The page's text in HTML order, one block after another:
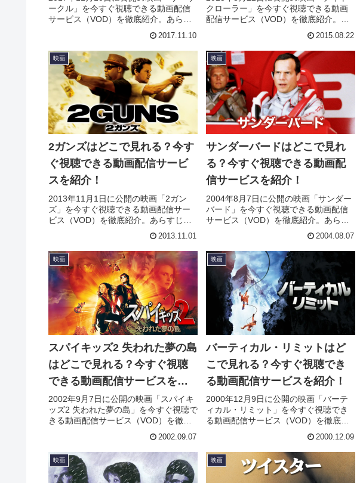
ークル」を今すぐ視聴できる動画配信
サービス（VOD）を徹底紹介。あらす
歌の情報はもちろん、実際に見た人の
感想やレビューもまとめています。
2017.11.10
クローラー」を今すぐ視聴できる動画
配信サービス（VOD）を徹底紹介。あ
主題歌の情報はもちろん、実際に見た
人の感想やレビューもまとめていま
す。
2015.08.22
映画
2ガンズはどこで見れる？今す
ぐ視聴できる動画配信サービ
スを紹介！
2013年11月1日に公開の映画「2ガン
ズ」を今すぐ視聴できる動画配信サー
ビス（VOD）を徹底紹介。あらすじや
キャスト・声優、スタッフ、主題歌の
情報はもちろん、実際に見た人の感想
やレビューもまとめています。
2013.11.01
映画
サンダーバードはどこで見れ
る？今すぐ視聴できる動画配
信サービスを紹介！
2004年8月7日に公開の映画「サンダー
バード」を今すぐ視聴できる動画配信
サービス（VOD）を徹底紹介。あらす
じやキャスト・声優、スタッフ、主題
歌の情報はもちろん、実際に見た人の
感想やレビューもまとめています。
2004.08.07
映画
スパイキッズ2 失われた夢の島
はどこで見れる？今すぐ視聴
できる動画配信サービスを紹
介！
2002年9月7日に公開の映画「スパイキ
ッズ2 失われた夢の島」を今すぐ視聴で
きる動画配信サービス（VOD）を徹底
紹介。あらすじやキャスト・声優、ス
タッフ、主題歌の情報はもちろん、実
際に見た人の感想やレビューもまとめ
ています。
2002.09.07
映画
バーティカル・リミットはど
こで見れる？今すぐ視聴でき
る動画配信サービスを紹介！
2000年12月9日に公開の映画「バーテ
ィカル・リミット」を今すぐ視聴でき
る動画配信サービス（VOD）を徹底紹
介。あらすじやキャスト・声優、スタ
ッフ、主題歌の情報はもちろん、実際
に見た人の感想やレビューもまとめて
います。
2000.12.09
映画 映画